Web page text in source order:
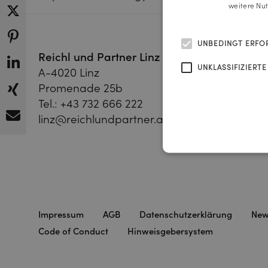
Reichl und Partner Linz
A-4020 Linz
Promenade 25b
Tel.: +43 732 666 222
linz@reichlundpartner.at
A-1010
Franz-
Impressum AGB Datenschutzerklärung
Code of Conduct
Hinweisgebersystem
weitere
UNBEDINGT
UNKLASSIFIZIERTE